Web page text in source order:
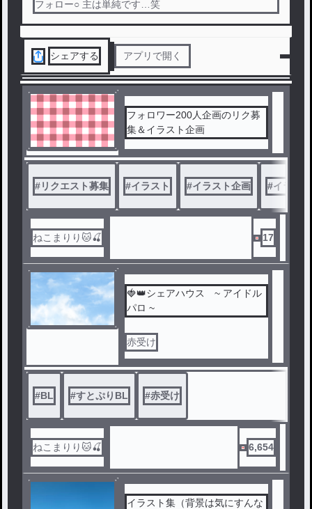
フォロー○ 主は単純です…笑
シェアする アプリで開く
フォロワー200人企画のリク募
集＆イラスト企画
#リクエスト募集 #イラスト #イラスト企画 #イラス
ねこまりり🐱🍒 17
🍓👑シェアハウス ~ アイドル
パロ ~
赤受け
#BL #すとぷりBL #赤受け
ねこまりり🐱🍒 6,654
イラスト集（背景は気にすんな